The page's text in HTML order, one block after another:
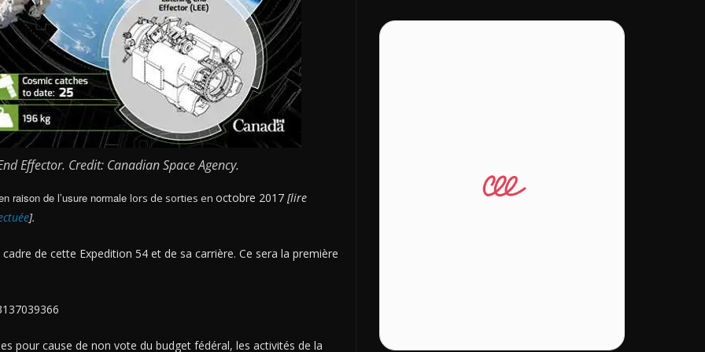
Effector. Credit: Canadian Space Agency.
raison de l’usure normale lors de sorties en octobre 2017 [lire
].
de cette Expedition 54 et de sa carrière. Ce sera la première
pour cause de non vote du budget fédéral, les activités de la